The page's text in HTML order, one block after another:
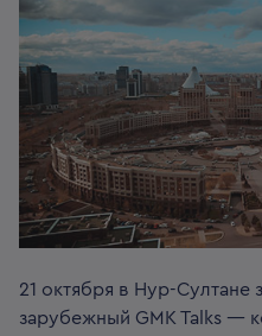
21 октября в Нур-Султане
зарубежный GMK Talks —